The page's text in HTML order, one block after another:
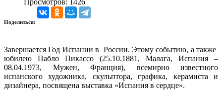
Поделиться:
Завершается Год Испании в России. Этому событию, а также
юбилею Пабло Пикассо (25.10.1881, Малага, Испания –
08.04.1973, Мужен, Франция), всемирно известного
испанского художника, скульптора, графика, керамиста и
дизайнера, посвящена выставка «Испания в сердце».